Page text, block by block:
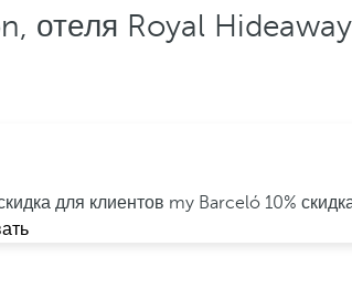
отеля Royal
для клиентов my Barceló 10%